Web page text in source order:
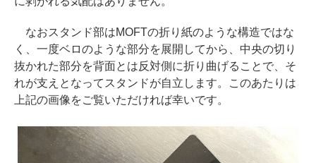
なおスタンド部はMOFTの折り紙のような構造ではな
く、一度ベロのような部分を展開してから、中央の切り
抜かれた部分を背面とは反対側に折り曲げることで、そ
れが支えとなってスタンドが自立します。このあたりは
上記の画像をご覧いただければ幸いです。